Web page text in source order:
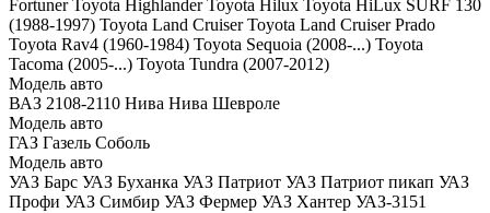
Fortuner Toyota Highlander Toyota Hilux Toyota HiLux SURF 130
(1988-1997) Toyota Land Cruiser Toyota Land Cruiser Prado
Toyota Rav4 (1960-1984) Toyota Sequoia (2008-...) Toyota
Tacoma (2005-...) Toyota Tundra (2007-2012)
Модель авто
ВАЗ 2108-2110 Нива Нива Шевроле
Модель авто
ГАЗ Газель Соболь
Модель авто
УАЗ Барс УАЗ Буханка УАЗ Патриот УАЗ Патриот пикап УАЗ
Профи УАЗ Симбир УАЗ Фермер УАЗ Хантер УАЗ-3151